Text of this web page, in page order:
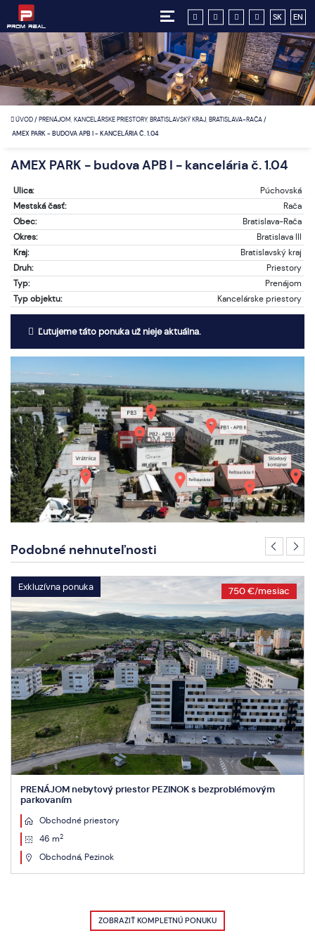
SK EN
ÚVOD/PRENÁJOM, KANCELÁRSKE PRIESTORY, BRATISLAVSKÝ KRAJ, BRATISLAVA-RAČA/
AMEX PARK - BUDOVA APB I - KANCELÁRIA Č. 1.04
AMEX PARK - budova APB I - kancelária č. 1.04
Ulica:
Púchovská
Mestská časť:
Rača
Obec:
Bratislava-Rača
Okres:
Bratislava III
Kraj:
Bratislavský kraj
Druh:
Priestory
Typ:
Prenájom
Typ objektu:
Kancelárske priestory
Ľutujeme táto ponuka už nieje aktuálna.
Podobné nehnuteľnosti
Exkluzívna ponuka 750 €/mesiac
PRENÁJOM nebytový priestor PEZINOK s bezproblémovým
parkovaním
Obchodné priestory
46 m2
Obchodná, Pezinok
ZOBRAZIŤ KOMPLETNÚ PONUKU